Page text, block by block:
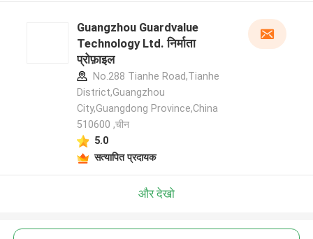
Guangzhou Guardvalue
Technology Ltd. निर्माता
प्रोफ़ाइल
No.288 Tianhe Road,Tianhe
District,Guangzhou
City,Guangdong Province,China
510600 ,चीन
5.0
सत्यापित प्रदायक
और देखो